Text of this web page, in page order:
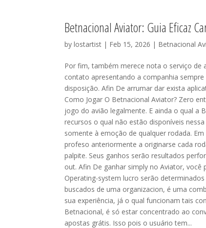
Betnacional Aviator: Guia Eficaz
by lostartist | Feb 15, 2026 | Betnacional
Por fim, também merece nota o serviço de
contato apresentando a companhia
disposição. Afin De arrumar dar exista
Como Jogar O Betnacional Aviator? Zero
jogo do avião legalmente. E ainda o qual a
recursos o qual não estão disponíveis
somente à emoção de qualquer rodada.
profeso anteriormente a originarse cada
palpite. Seus ganhos serão resultados
out. Afin De ganhar simply no Aviator, você
Operating-system lucro serão
buscados de uma organizacion, é uma
sua experiência, já o qual funcionam tais
Betnacional, é só estar concentrado ao
apostas grátis. Isso pois o usuário tem...